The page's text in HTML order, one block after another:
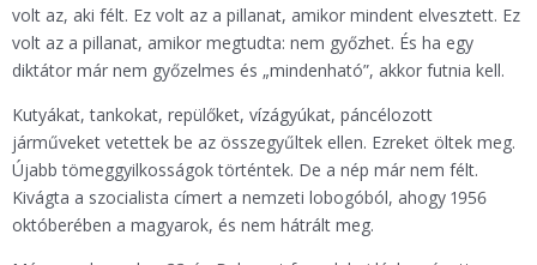
volt az, aki félt. Ez volt az a pillanat, amikor mindent elvesztett. Ez
volt az a pillanat, amikor megtudta: nem győzhet. És ha egy
diktátor már nem győzelmes és „mindenható”, akkor futnia kell.
Kutyákat, tankokat, repülőket, vízágyúkat, páncélozott
járműveket vetettek be az összegyűltek ellen. Ezreket öltek meg.
Újabb tömeggyilkosságok történtek. De a nép már nem félt.
Kivágta a szocialista címert a nemzeti lobogóból, ahogy 1956
októberében a magyarok, és nem hátrált meg.